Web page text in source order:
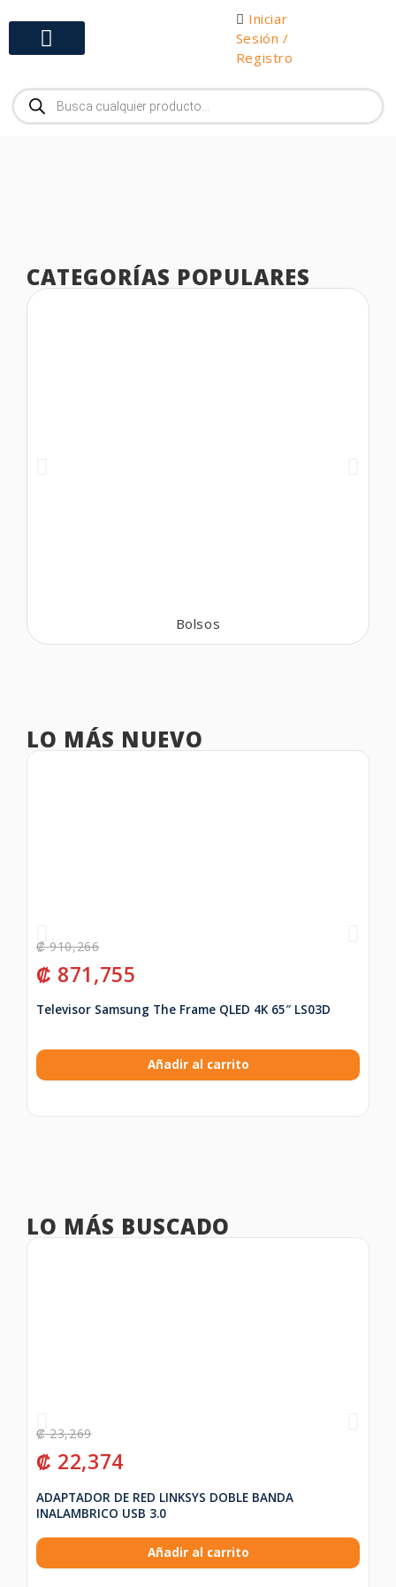
Iniciar
Sesión /
Registro
CATEGORÍAS POPULARES
Bolsos
LO MÁS NUEVO
₡910,266
₡ 871,755
Televisor Samsung The Frame QLED 4K 65″ LS03D
Añadir al carrito
LO MÁS BUSCADO
₡23,269
₡ 22,374
ADAPTADOR DE RED LINKSYS DOBLE BANDA
INALAMBRICO USB 3.0
Añadir al carrito